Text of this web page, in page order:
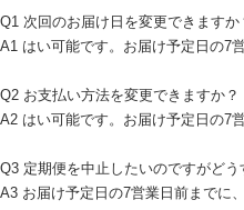
Q1 次回のお届け日を変更できますか
A1 はい可能です。お届け予定日の7
Q2 お支払い方法を変更できますか？
A2 はい可能です。お届け予定日の7
Q3 定期便を中止したいのですがどう
A3 お届け予定日の7営業日前までに、